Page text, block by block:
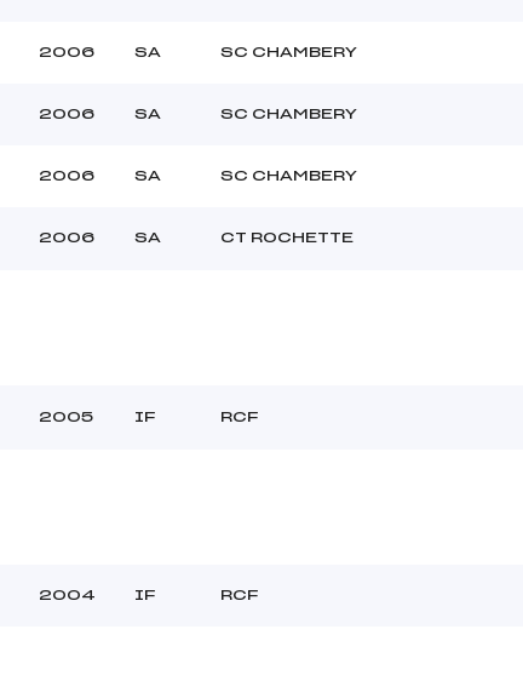
2006 SA SC CHAMBERY
2006 SA SC CHAMBERY
2006 SA SC CHAMBERY
2006 SA CT ROCHETTE
2005 IF RCF
2004 IF RCF